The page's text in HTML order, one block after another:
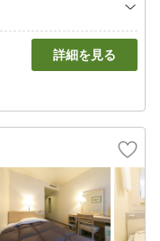
詳細を見る